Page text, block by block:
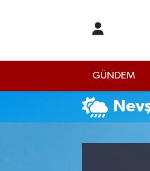
GÜNDEM
İstanbul Hava Durumu
İstanbul Namaz